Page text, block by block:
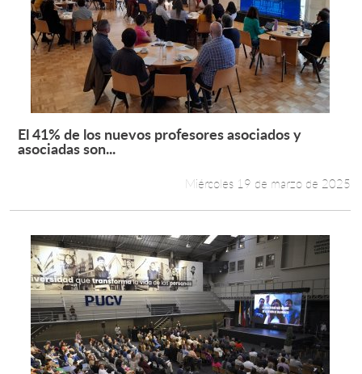
Leer más +
El 41% de los nuevos profesores asociados y
asociadas son...
Miércoles 19 de marzo de 2025